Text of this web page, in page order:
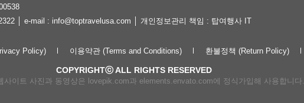
│ e-mail : info@toptravelusa.com │ 개인정보관리 책임 : 탑여행사 IT
Policy) 이용약관 (Terms and Conditions) 환불정책 (Return Policy)
COPYRIGHTⓒ ALL RIGHTS RESERVED
사이트 사진과 동영상은 lovepik.com과 elements.envato.com에 정식가입해 사용합니다.